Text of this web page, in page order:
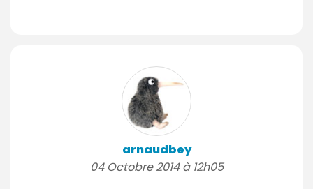
arnaudbey
04 Octobre 2014 à 12h05